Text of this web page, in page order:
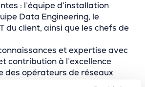
: l’équipe d’installation
Data Engineering, le
du client, ainsi que les chefs de
et expertise avec
contribution à l’excellence
des opérateurs de réseaux